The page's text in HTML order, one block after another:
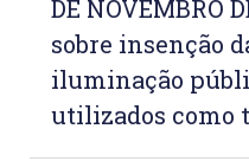
DE NOVEMBRO
sobre insenção
iluminação
utilizados como